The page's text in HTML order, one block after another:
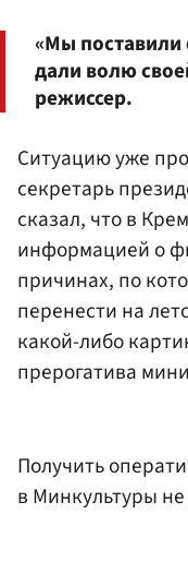
«Мы
дали волю
режиссер.
Ситуацию уже
секретарь
сказал, что в
информацией о
причинах, по
перенести на
какой-либо
прерогатива
Получить
в Минкультуры не